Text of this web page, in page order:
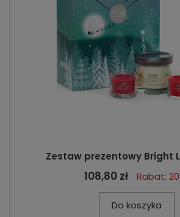
Zestaw prezentowy Bright
108,80 zł Rabat: 20
Do koszyka